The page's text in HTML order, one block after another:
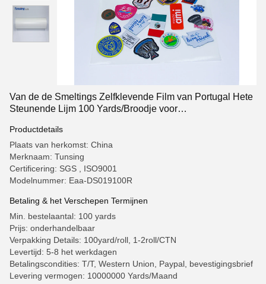
Van de de Smeltings Zelfklevende Film van Portugal Hete
Steunende Lijm 100 Yards/Broodje voor
Productdetails
Plaats van herkomst: China
Merknaam: Tunsing
Certificering: SGS , ISO9001
Modelnummer: Eaa-DS019100R
Betaling & het Verschepen Termijnen
Min. bestelaantal: 100 yards
Prijs: onderhandelbaar
Verpakking Details: 100yard/roll, 1-2roll/CTN
Levertijd: 5-8 het werkdagen
Betalingscondities: T/T, Western Union, Paypal, bevestigingsbrief
Levering vermogen: 10000000 Yards/Maand